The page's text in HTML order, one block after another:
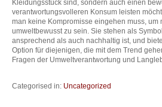
Kleidungsstück sind, sondern auch einen
verantwortungsvolleren Konsum leisten
man keine Kompromisse eingehen muss, um
umweltbewusst zu sein. Sie stehen als
ansprechend als auch nachhaltig ist, und
Option für diejenigen, die mit dem Trend
Fragen der Umweltverantwortung und
Categorised in: Uncategorized